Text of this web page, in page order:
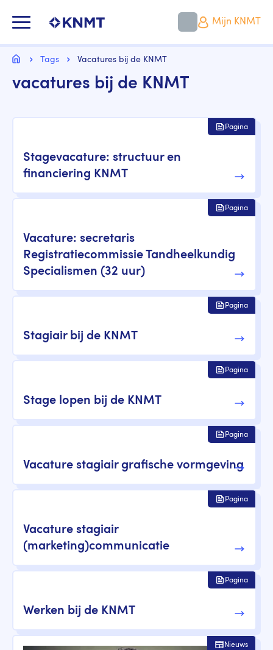
naar
gaan
Mijn KNMT
Kruimelpad
HomeTags Vacatures bij de KNMT
vacatures bij de KNMT
Stagevacature: structuur en
financiering KNMT
Pagina
Vacature: secretaris
Registratiecommissie Tandheelkundig
Specialismen (32 uur)
Pagina
Stagiair bij de KNMT
Pagina
Stage lopen bij de KNMT
Pagina
Vacature stagiair grafische vormgeving
Pagina
Vacature stagiair
(marketing)communicatie
Pagina
Werken bij de KNMT
Pagina
Nieuws